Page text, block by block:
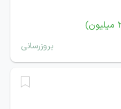
بروزرسانی